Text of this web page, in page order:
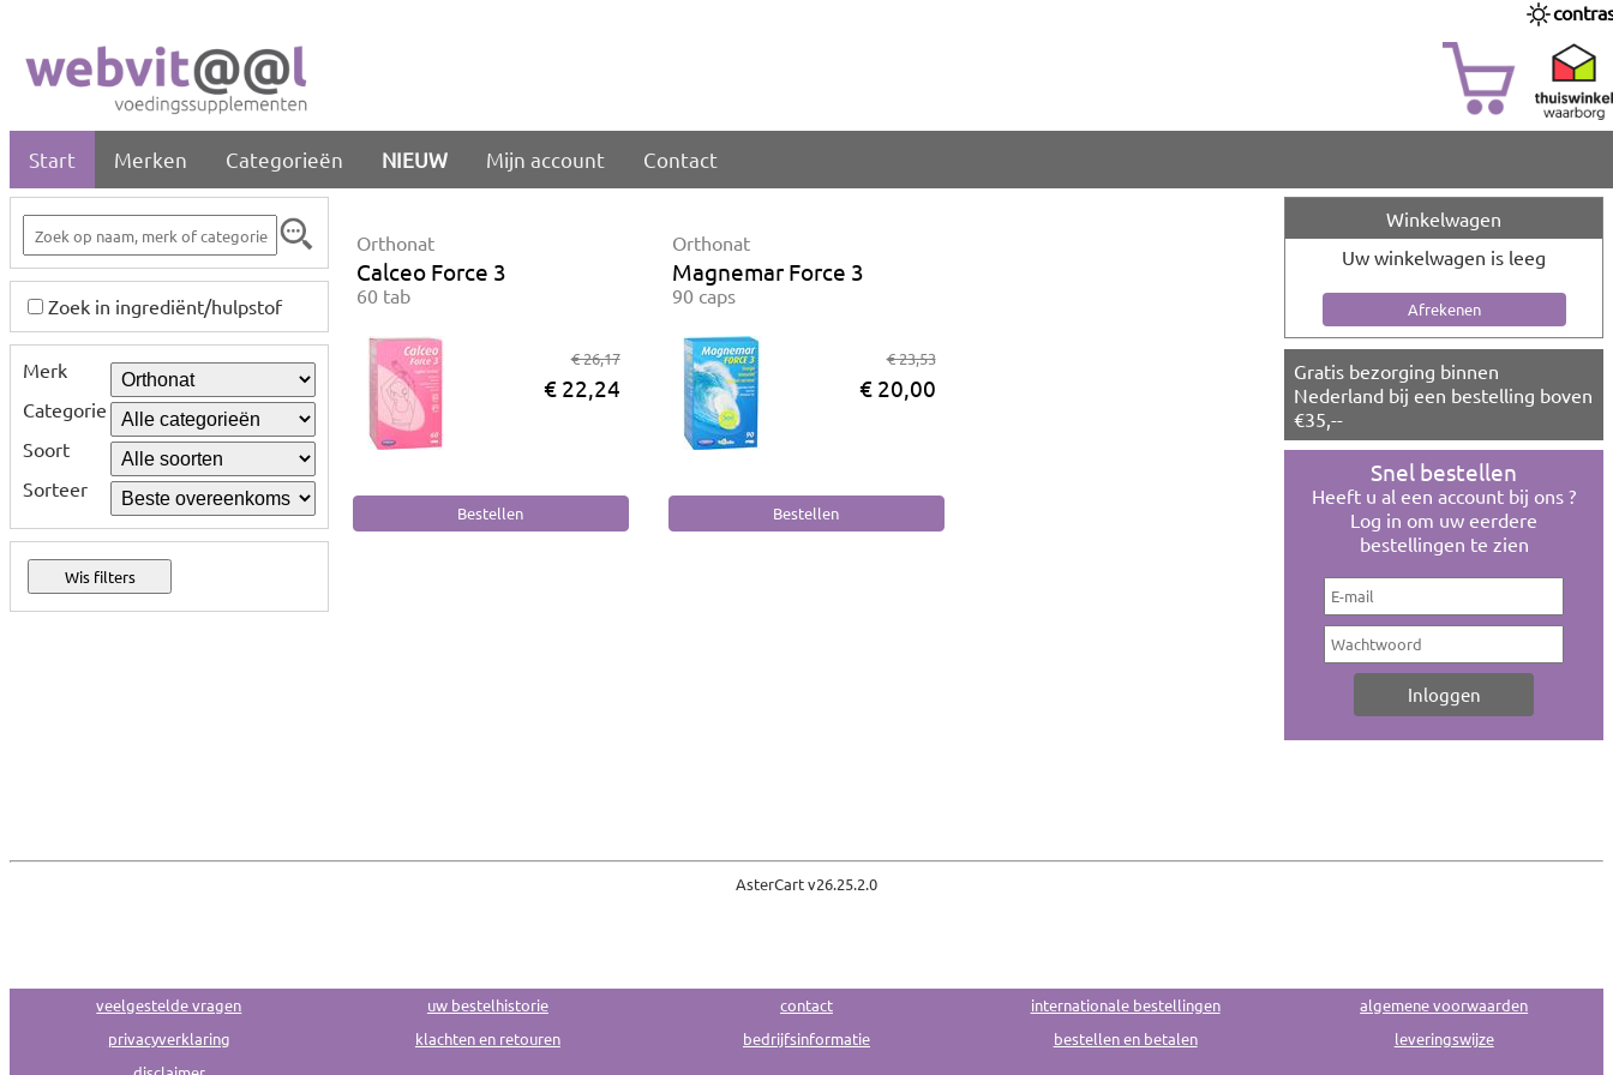
Start Merken Categorieën NIEUW Mijn account Contact
Zoek in ingrediënt/hulpstof
Merk
Categorie
Soort
Sorteer
Orthonat
Calceo Force 3
60 tab
€ 26,17
€ 22,24
Orthonat
Magnemar Force 3
90 caps
€ 23,53
€ 20,00
Winkelwagen
Uw winkelwagen is leeg
Gratis bezorging binnen
Nederland bij een bestelling boven
€35,--
Snel bestellen
Heeft u al een account bij ons ?
Log in om uw eerdere
bestellingen te zien
veelgestelde vragen uw bestelhistorie contact internationale bestellingen
algemene voorwaarden
privacyverklaring
klachten en retouren bedrijfsinformatie bestellen en betalen
leveringswijze
AsterCart v26.25.2.0